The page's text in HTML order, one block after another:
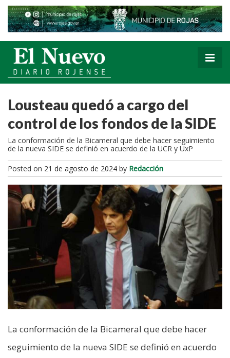
Lousteau quedó a cargo del
control de los fondos de la SIDE
La conformación de la Bicameral que debe hacer seguimiento
de la nueva SIDE se definió en acuerdo de la UCR y UxP
Posted on 21 de agosto de 2024 by Redacción
La conformación de la Bicameral que debe hacer
seguimiento de la nueva SIDE se definió en acuerdo